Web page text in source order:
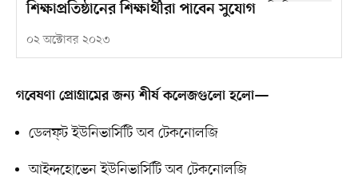
শিক্ষাপ্রতিষ্ঠানের শিক্ষার্থীরা পাবেন সুযোগ
০২ অক্টোবর ২০২৩
গবেষণা প্রোগ্রামের জন্য শীর্ষ কলেজগুলো হলো—
ডেলফ্ট ইউনিভার্সিটি অব টেকনোলজি
আইন্দহোভেন ইউনিভার্সিটি অব টেকনোলজি